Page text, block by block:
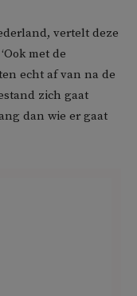
vertelt deze
met de
echt af van na de
zich gaat
dan wie er gaat